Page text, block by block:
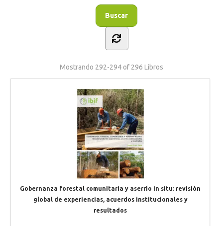
Mostrando 292-294 of 296 Libros
Gobernanza forestal comunitaria y aserrío in situ: revisión
global de experiencias, acuerdos institucionales y
resultados